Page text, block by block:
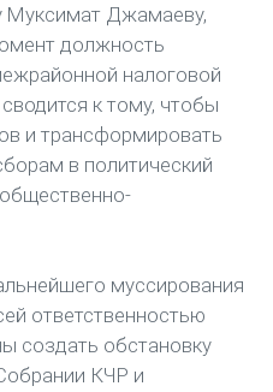
Муксимат Джамаеву,
должность
налоговой
к тому, чтобы
и трансформировать
в политический
муссирования
ответственностью
создать обстановку
КЧР и